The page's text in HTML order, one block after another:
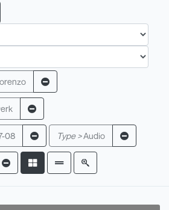
08 Type >Audio